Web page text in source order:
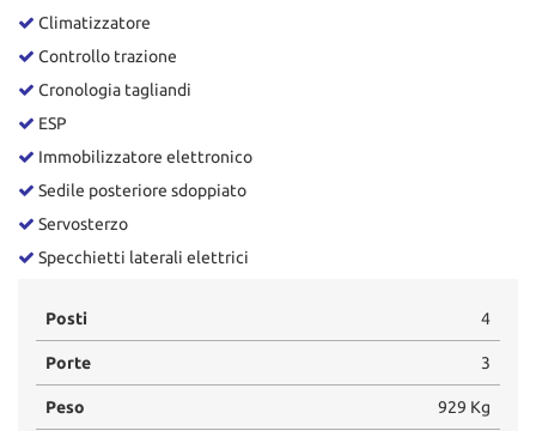
Climatizzatore
Controllo trazione
Cronologia tagliandi
ESP
Immobilizzatore elettronico
Sedile posteriore sdoppiato
Servosterzo
Specchietti laterali elettrici
Posti 4
Porte 3
Peso 929 Kg
Cookie per il miglioramento dell'esperienza utente
Cookie analitici
Leggi
cookie
Salva
le
impostazioni